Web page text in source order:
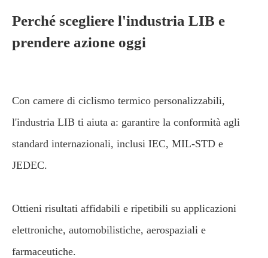
Perché scegliere l'industria LIB e
prendere azione oggi
Con camere di ciclismo termico personalizzabili,
l'industria LIB ti aiuta a: garantire la conformità agli
standard internazionali, inclusi IEC, MIL-STD e
JEDEC.
Ottieni risultati affidabili e ripetibili su applicazioni
elettroniche, automobilistiche, aerospaziali e
farmaceutiche.